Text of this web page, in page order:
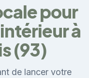
pour
à
(93)
de lancer votre